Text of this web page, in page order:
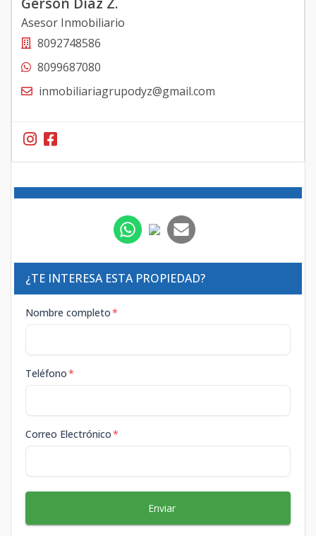
Asesor Inmobiliario
8092748586
8099687080
inmobiliariagrupodyz@gmail.com
¿TE INTERESA ESTA PROPIEDAD?
Nombre completo*
Teléfono*
Correo Electrónico*
Enviar